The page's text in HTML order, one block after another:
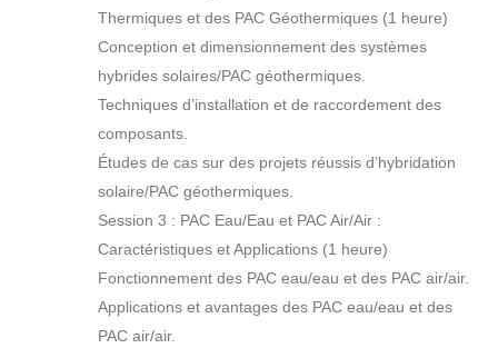
Thermiques et des PAC Géothermiques (1 heure)
Conception et dimensionnement des systèmes
hybrides solaires/PAC géothermiques.
Techniques d’installation et de raccordement des
composants.
Études de cas sur des projets réussis d’hybridation
solaire/PAC géothermiques.
Session 3 : PAC Eau/Eau et PAC Air/Air :
Caractéristiques et Applications (1 heure)
Fonctionnement des PAC eau/eau et des PAC air/air.
Applications et avantages des PAC eau/eau et des
PAC air/air.